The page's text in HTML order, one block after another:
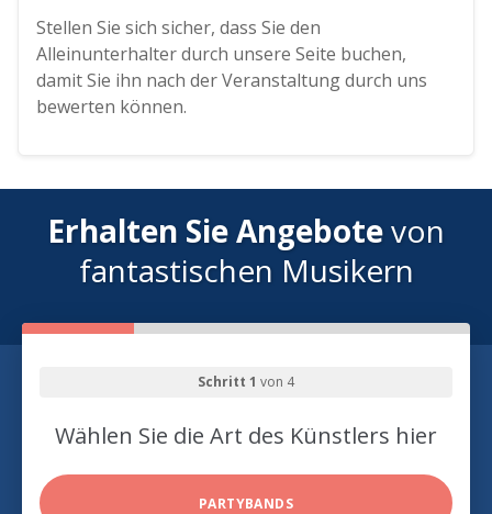
Stellen Sie sich sicher, dass Sie den
Alleinunterhalter durch unsere Seite buchen,
damit Sie ihn nach der Veranstaltung durch uns
bewerten können.
Erhalten Sie Angebotevon
fantastischen Musikern
Schritt 1 von 4
Wählen Sie die Art des Künstlers hier
PARTYBANDS